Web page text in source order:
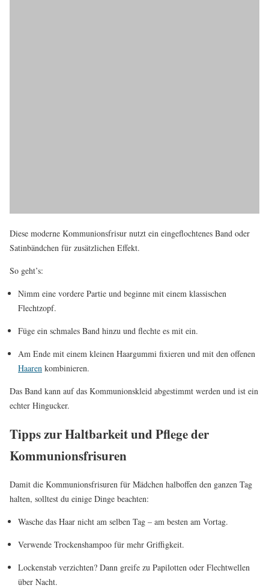
Diese moderne Kommunionsfrisur nutzt ein eingeflochtenes Band oder
Satinbändchen für zusätzlichen Effekt.
So geht’s:
Nimm eine vordere Partie und beginne mit einem klassischen
Flechtzopf.
Füge ein schmales Band hinzu und flechte es mit ein.
Am Ende mit einem kleinen Haargummi fixieren und mit den offenen
Haaren kombinieren.
Das Band kann auf das Kommunionskleid abgestimmt werden und ist ein
echter Hingucker.
Tipps zur Haltbarkeit und Pflege der
Kommunionsfrisuren
Damit die Kommunionsfrisuren für Mädchen halboffen den ganzen Tag
halten, solltest du einige Dinge beachten:
Wasche das Haar nicht am selben Tag – am besten am Vortag.
Verwende Trockenshampoo für mehr Griffigkeit.
Lockenstab verzichten? Dann greife zu Papilotten oder Flechtwellen
über Nacht.